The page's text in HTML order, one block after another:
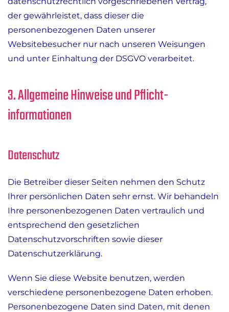
der gewährleistet, dass dieser die
personenbezogenen Daten unserer
Websitebesucher nur nach unseren Weisungen
und unter Einhaltung der DSGVO verarbeitet.
3. Allgemeine Hinweise und Pflicht­
informationen
Datenschutz
Die Betreiber dieser Seiten nehmen den Schutz
Ihrer persönlichen Daten sehr ernst. Wir behandeln
Ihre personenbezogenen Daten vertraulich und
entsprechend den gesetzlichen
Datenschutzvorschriften sowie dieser
Datenschutzerklärung.
Wenn Sie diese Website benutzen, werden
verschiedene personenbezogene Daten erhoben.
Personenbezogene Daten sind Daten, mit denen